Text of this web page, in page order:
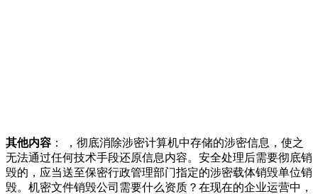
其他内容 ： ，彻底消除涉密计算机中存储的涉密信息，使之
无法通过任何技术手段还原信息内容。安全处理后需要彻底销
毁的，应当送至保密行政管理部门指定的涉密载体销毁单位销
毁。机密文件销毁公司需要什么资质？在现在的企业运营中，